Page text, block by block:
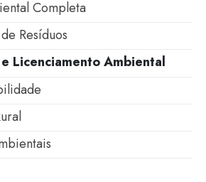
Completa
Resíduos
Licenciamento Ambiental